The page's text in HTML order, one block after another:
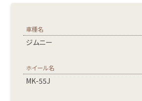
車種名
ジムニー
ホイール名
MK-55J